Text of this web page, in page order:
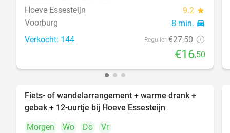
Hoeve Essesteijn
9.2 star
Voorburg 8 min. directions_car
Verkocht: 144 Regulier €27,50
€16,50
40%
Fiets- of wandelarrangement + warme drank +
gebak + 12-uurtje bij Hoeve Essesteijn
Morgen
Wo Do
Vr